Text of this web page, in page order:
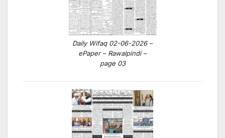
Daily Wifaq 02-06-2026 –
ePaper – Rawalpindi –
page 03